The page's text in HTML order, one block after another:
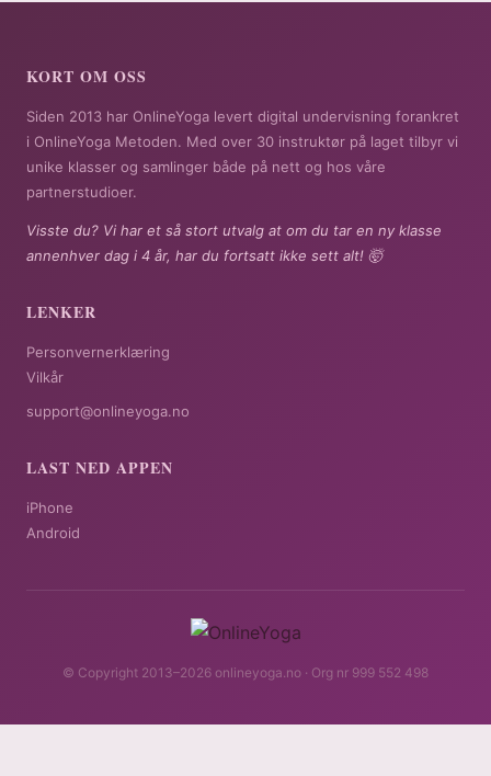
KORT OM OSS
Siden 2013 har OnlineYoga levert digital undervisning forankret
i OnlineYoga Metoden. Med over 30 instruktør på laget tilbyr vi
unike klasser og samlinger både på nett og hos våre
partnerstudioer.
Visste du? Vi har et så stort utvalg at om du tar en ny klasse
annenhver dag i 4 år, har du fortsatt ikke sett alt! 🤯
LENKER
Personvernerklæring
Vilkår
support@onlineyoga.no
LAST NED APPEN
iPhone
Android
© Copyright 2013–2026 onlineyoga.no · Org nr 999 552 498